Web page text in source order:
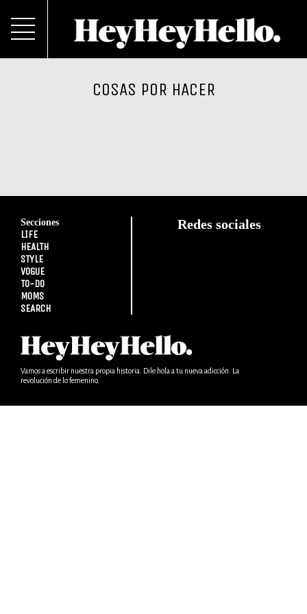
COSAS POR HACER
Secciones
LIFE
HEALTH
STYLE
VOGUE
TO-DO
MOMS
SEARCH
Redes sociales
Vamos a escribir nuestra propia historia. Dile hola a tu nueva adicción. La
revolución de lo femenino.